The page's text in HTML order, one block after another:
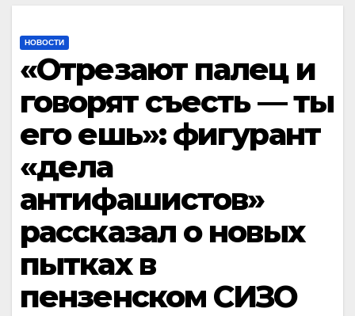
НОВОСТИ
«Отрезают палец и
говорят съесть — ты
его ешь»: фигурант
«дела
антифашистов»
рассказал о новых
пытках в
пензенском СИЗО